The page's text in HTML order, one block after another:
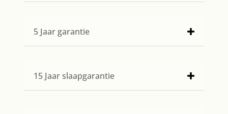
5 Jaar garantie
15 Jaar slaapgarantie